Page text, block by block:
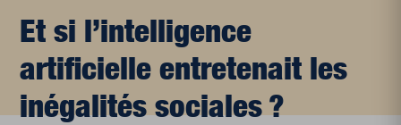
Et si l’intelligence
artificielle entretenait les
inégalités sociales ?